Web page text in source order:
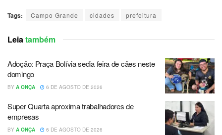
Tags: Campo Grande cidades prefeitura
Leia também
Adoção: Praça Bolívia sedia feira de cães neste
domingo
BY A ONÇA 6 DE AGOSTO DE 2026
Super Quarta aproxima trabalhadores de
empresas
BY A ONÇA 6 DE AGOSTO DE 2026